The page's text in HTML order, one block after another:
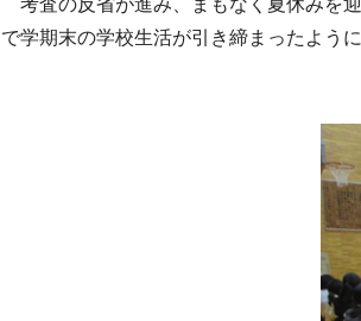
で学期末の学校生活が引き締まったよう